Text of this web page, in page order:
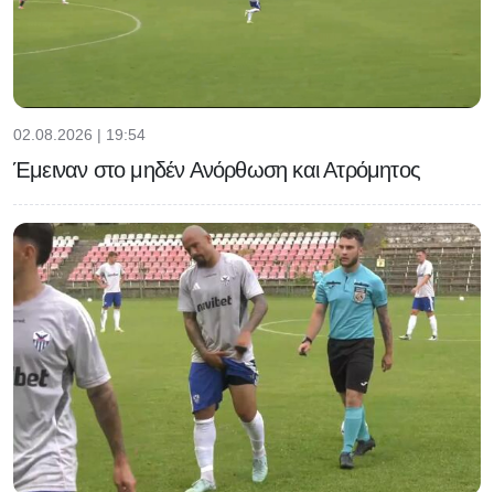
02.08.2026 | 19:54
Έμειναν στο μηδέν Ανόρθωση και Ατρόμητος